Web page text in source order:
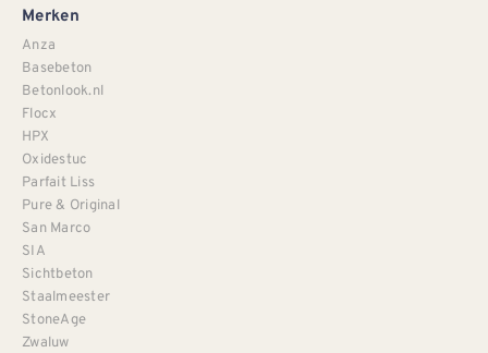
Merken
Anza
Basebeton
Betonlook.nl
Flocx
HPX
Oxidestuc
Parfait Liss
Pure & Original
San Marco
SIA
Sichtbeton
Staalmeester
StoneAge
Zwaluw